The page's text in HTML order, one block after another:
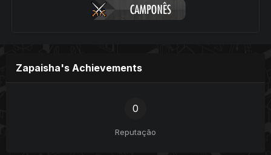
Zapaisha's Achievements
0
Reputação